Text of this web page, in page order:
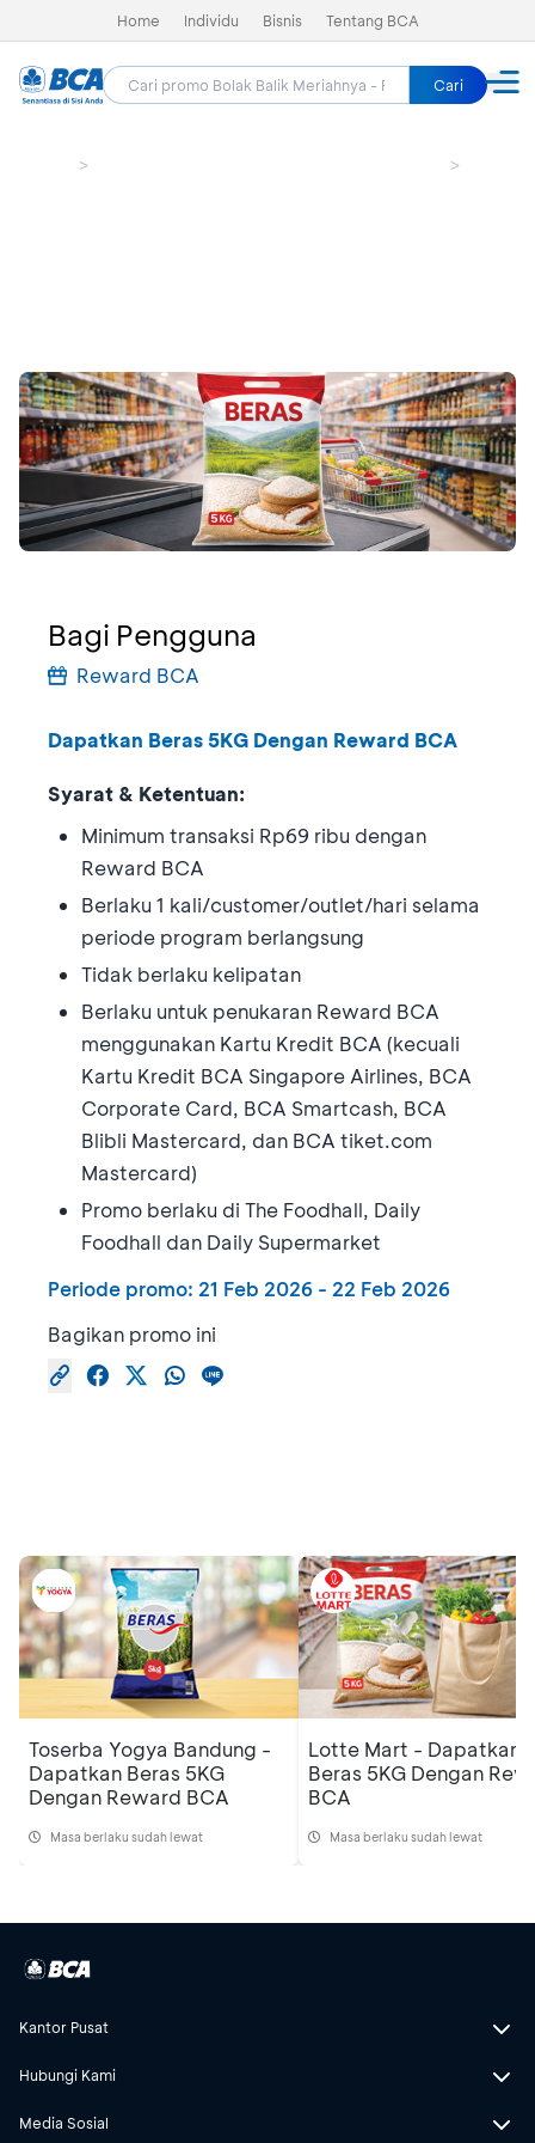
Home Individu Bisnis Tentang BCA
Cari
Bagi Pengguna
Reward BCA
Dapatkan Beras 5KG Dengan Reward BCA
Syarat & Ketentuan:
Minimum transaksi Rp69 ribu dengan
Reward BCA
Berlaku 1 kali/customer/outlet/hari selama
periode program berlangsung
Tidak berlaku kelipatan
Berlaku untuk penukaran Reward BCA
menggunakan Kartu Kredit BCA (kecuali
Kartu Kredit BCA Singapore Airlines, BCA
Corporate Card, BCA Smartcash, BCA
Blibli Mastercard, dan BCA tiket.com
Mastercard)
Promo berlaku di The Foodhall, Daily
Foodhall dan Daily Supermarket
Periode promo: 21 Feb 2026 - 22 Feb 2026
Bagikan promo ini
Toserba Yogya Bandung -
Dapatkan Beras 5KG
Dengan Reward BCA
Masa berlaku sudah lewat
Lotte Mart - Dapatkan
Beras 5KG Dengan
BCA
Masa berlaku sudah lewat
Kantor Pusat
Hubungi Kami
Media Sosial